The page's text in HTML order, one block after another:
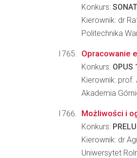
Konkurs:
Kierownik: dr
Politechnika
Opracowanie
Konkurs: OPUS
Kierownik:
Akademia
Możliwości i
Konkurs:
Kierownik: dr
Uniwersytet